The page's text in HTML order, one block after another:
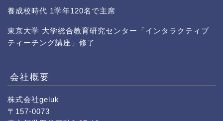
養成校時代 1学年120名で主席
東京大学 大学総合教育研究センター「インタラクティブ
ティーチング講座」修了
会社概要
株式会社geluk
〒157-0073